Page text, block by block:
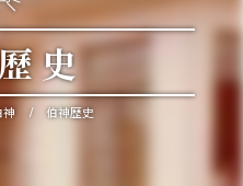
史
伯神歷史